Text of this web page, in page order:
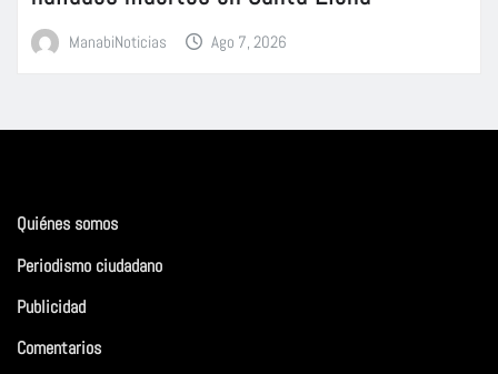
ManabiNoticias Ago 7, 2026
Quiénes somos
Periodismo ciudadano
Publicidad
Comentarios